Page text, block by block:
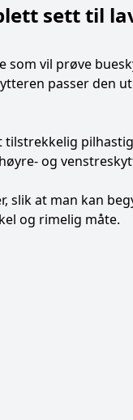
sett til
vil prøve
passer den
og
at man kan
og rimelig måte.